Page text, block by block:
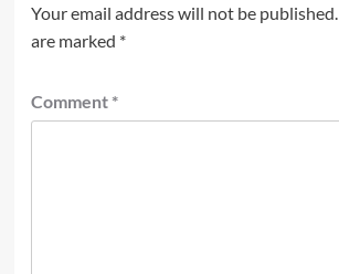
Your email address will not be published.
are marked *
Comment *